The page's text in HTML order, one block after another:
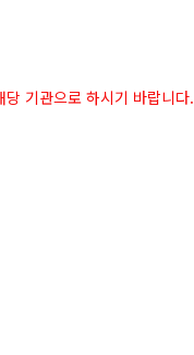
기관으로 하시기 바랍니다.